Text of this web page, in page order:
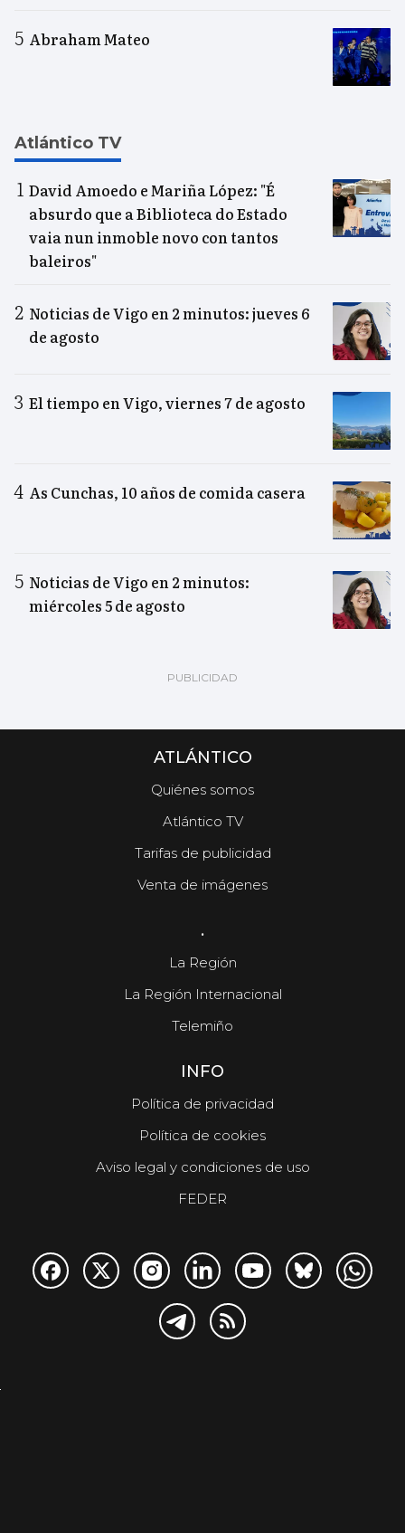
Abraham Mateo
Atlántico TV
David Amoedo e Mariña López: "É
absurdo que a Biblioteca do Estado
vaia nun inmoble novo con tantos
baleiros"
Noticias de Vigo en 2 minutos: jueves 6
de agosto
El tiempo en Vigo, viernes 7 de agosto
As Cunchas, 10 años de comida casera
Noticias de Vigo en 2 minutos:
miércoles 5 de agosto
ATLÁNTICO
Quiénes somos
Atlántico TV
Tarifas de publicidad
Venta de imágenes
.
La Región
La Región Internacional
Telemiño
INFO
Política de privacidad
Política de cookies
Aviso legal y condiciones de uso
FEDER